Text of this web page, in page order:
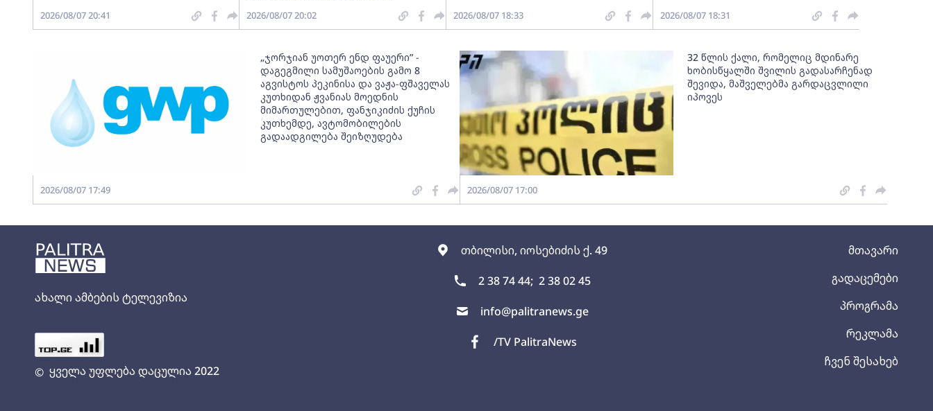
ახალი ამბების ტელევიზია
© ყველა უფლება დაცულია 2022
თბილისი, იოსებიძის ქ. 49
2 38 74 44; 2 38 02 45
info@palitranews.ge
/TV PalitraNews
მთავარი
გადაცემები
პროგრამა
რეკლამა
ჩვენ შესახებ
2026/08/07 20:41 2026/08/07 20:02 2026/08/07 18:33 2026/08/07 18:31
„ჯორჯიან უოთერ ენდ ფაუერი” -
დაგეგმილი სამუშაოების გამო 8
აგვისტოს პეკინისა და ვაჟა-ფშაველას
კუთხიდან ჟვანიას მოედნის
მიმართულებით, ფანჯიკიძის ქუჩის
კუთხემდე, ავტომობილების
გადაადგილება შეიზღუდება
2026/08/07 17:49
32 წლის ქალი, რომელიც მდინარე
ხობისწყალში შვილის გადასარჩენად
შევიდა, მაშველებმა გარდაცვლილი
იპოვეს
2026/08/07 17:00